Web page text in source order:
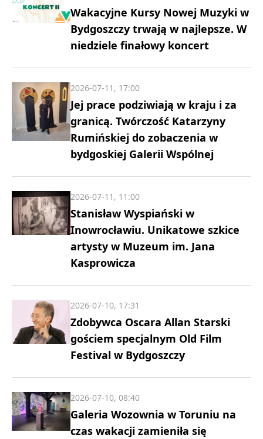
Wakacyjne Kursy Nowej Muzyki w
Bydgoszczy trwają w najlepsze. W
niedziele finałowy koncert
Jej prace podziwiają w kraju i za
granicą. Twórczość Katarzyny
Rumińskiej do zobaczenia w
bydgoskiej Galerii Wspólnej
2026-07-11, 17:00
Stanisław Wyspiański w
Inowrocławiu. Unikatowe szkice
artysty w Muzeum im. Jana
Kasprowicza
2026-07-11, 11:00
Zdobywca Oscara Allan Starski
gościem specjalnym Old Film
Festival w Bydgoszczy
2026-07-10, 17:31
Galeria Wozownia w Toruniu na
czas wakacji zamieniła się
2026-07-10, 08:40